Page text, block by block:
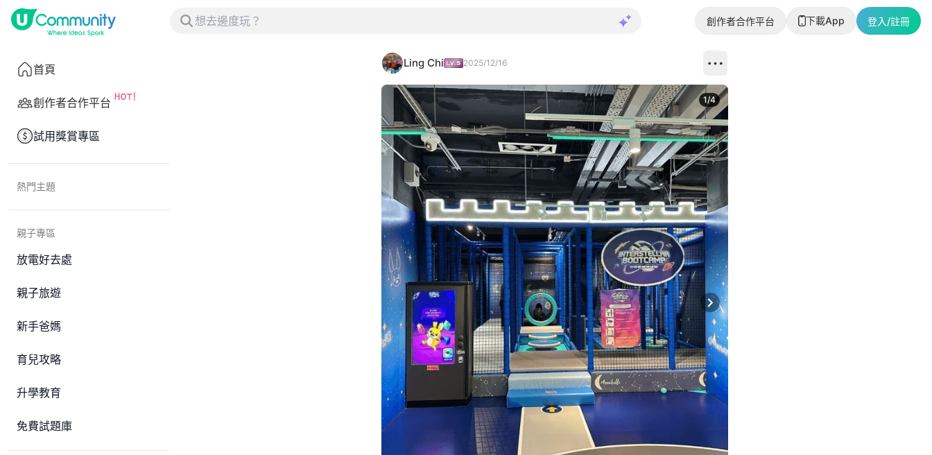
創作者合作平台 下載App 登入/註冊
首頁
創作者合作平台
試用獎賞專區
熱門主題
親子專區
放電好去處
親子旅遊
新手爸媽
育兒攻略
升學教育
免費試題庫
Ling Chi 2025/12/16
Next slide
1/4